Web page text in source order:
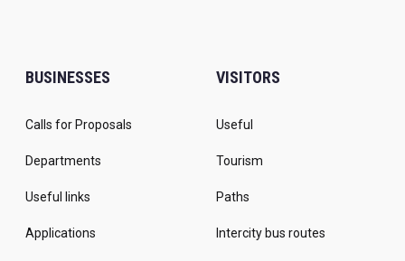
BUSINESSES
Calls for Proposals
Departments
Useful links
Applications
VISITORS
Useful
Tourism
Paths
Intercity bus routes